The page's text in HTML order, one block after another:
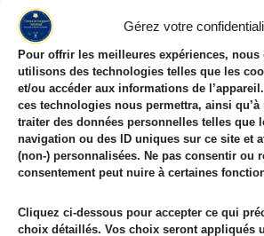
Gérez votre
Pour offrir les meilleures expériences, nous
utilisons des technologies telles que les
et/ou accéder aux informations de
ces technologies nous permettra, ainsi
traiter des données personnelles telles que
navigation ou des ID uniques sur ce site et
(non-) personnalisées. Ne pas consentir ou
consentement peut nuire à certaines
Cliquez ci-dessous pour accepter ce qui
choix détaillés. Vos choix seront appliqués
1 2 … 34